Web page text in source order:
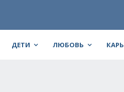
ДЕТИ ЛЮБОВЬ